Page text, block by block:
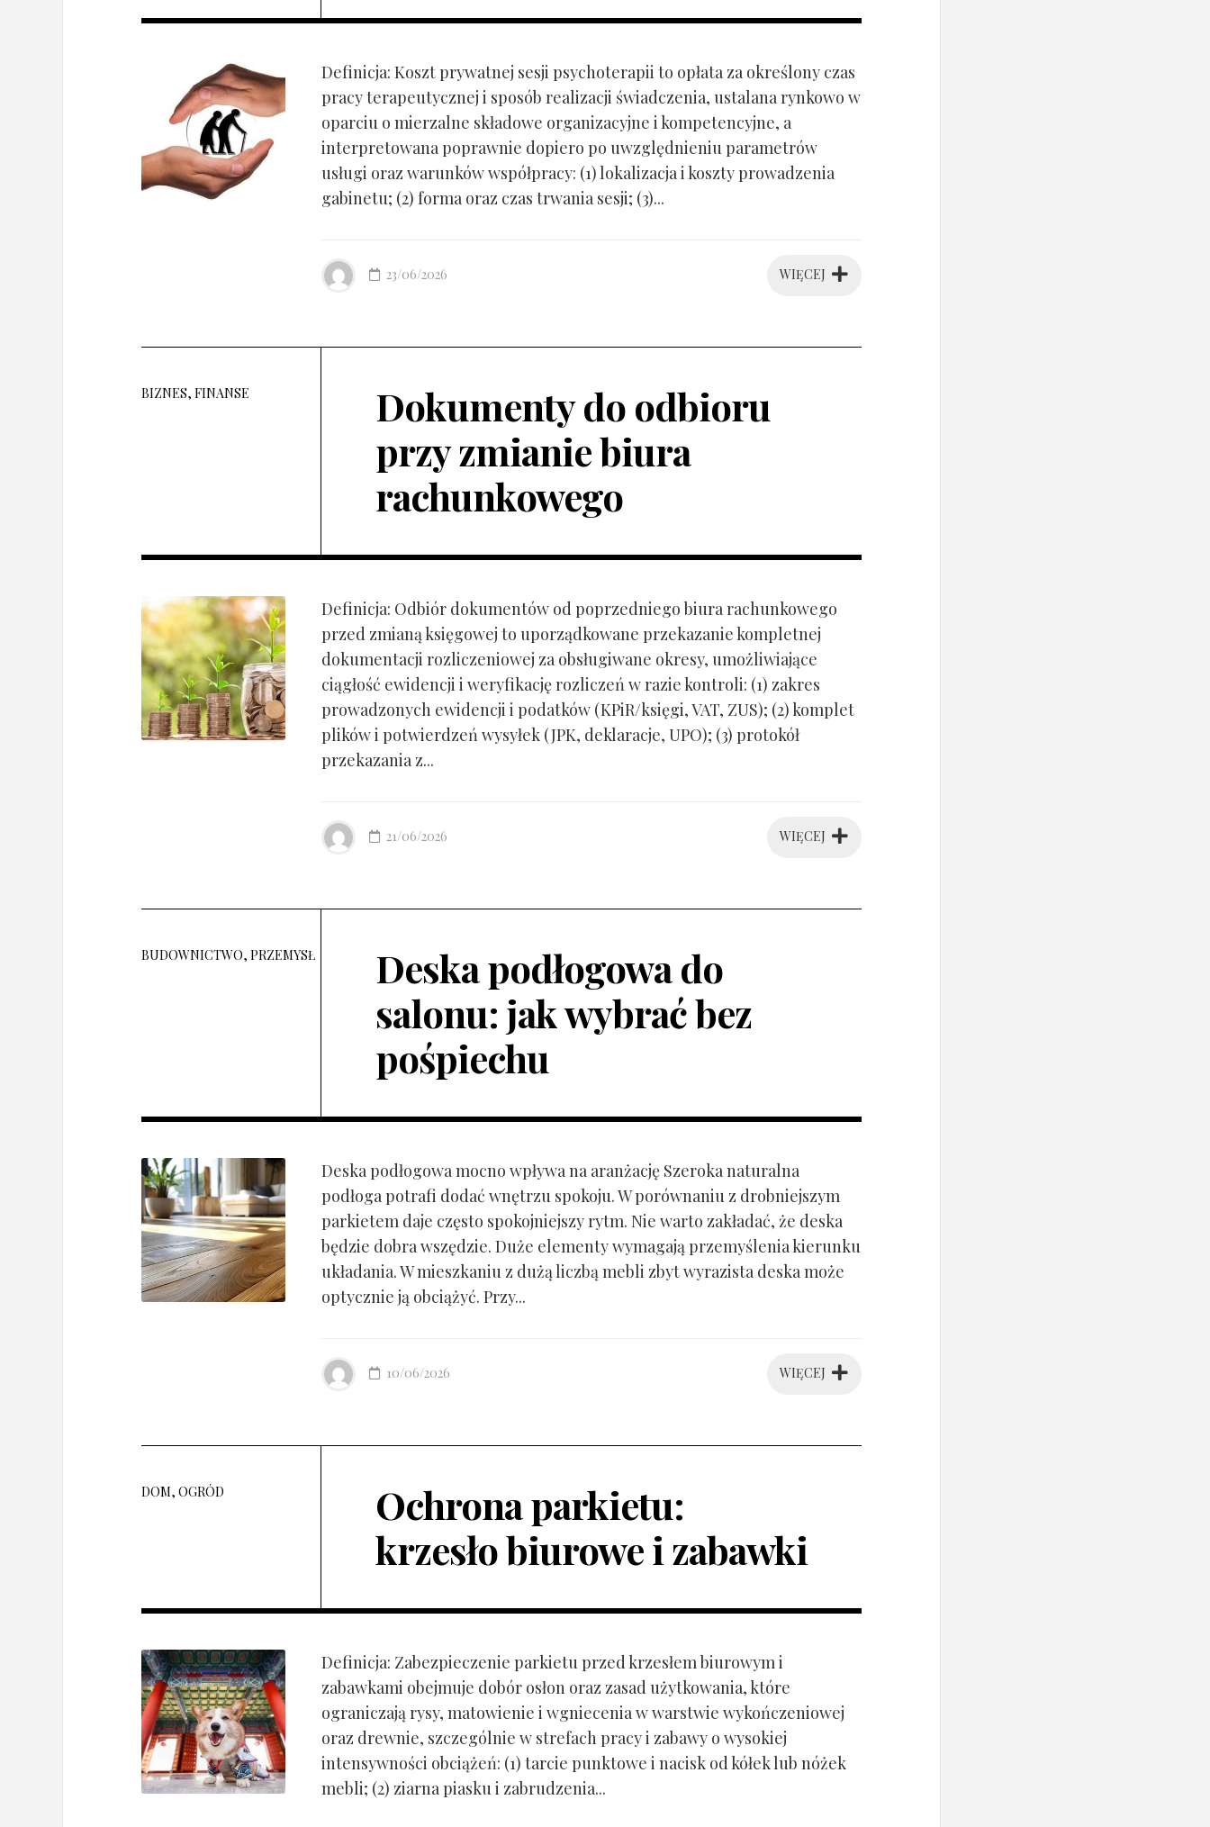
Definicja: Koszt prywatnej sesji psychoterapii to opłata za określony czas
pracy terapeutycznej i sposób realizacji świadczenia, ustalana rynkowo w
oparciu o mierzalne składowe organizacyjne i kompetencyjne, a
interpretowana poprawnie dopiero po uwzględnieniu parametrów
usługi oraz warunków współpracy: (1) lokalizacja i koszty prowadzenia
gabinetu; (2) forma oraz czas trwania sesji; (3)...
WIĘCEJ
23/06/2026
BIZNES, FINANSE
Dokumenty do odbioru
przy zmianie biura
rachunkowego
Definicja: Odbiór dokumentów od poprzedniego biura rachunkowego
przed zmianą księgowej to uporządkowane przekazanie kompletnej
dokumentacji rozliczeniowej za obsługiwane okresy, umożliwiające
ciągłość ewidencji i weryfikację rozliczeń w razie kontroli: (1) zakres
prowadzonych ewidencji i podatków (KPiR/księgi, VAT, ZUS); (2) komplet
plików i potwierdzeń wysyłek (JPK, deklaracje, UPO); (3) protokół
przekazania z...
WIĘCEJ
21/06/2026
BUDOWNICTWO, PRZEMYSŁ
Deska podłogowa do
salonu: jak wybrać bez
pośpiechu
Deska podłogowa mocno wpływa na aranżację Szeroka naturalna
podłoga potrafi dodać wnętrzu spokoju. W porównaniu z drobniejszym
parkietem daje często spokojniejszy rytm. Nie warto zakładać, że deska
będzie dobra wszędzie. Duże elementy wymagają przemyślenia kierunku
układania. W mieszkaniu z dużą liczbą mebli zbyt wyrazista deska może
optycznie ją obciążyć. Przy...
WIĘCEJ
10/06/2026
DOM, OGRÓD
Ochrona parkietu:
krzesło biurowe i zabawki
Definicja: Zabezpieczenie parkietu przed krzesłem biurowym i
zabawkami obejmuje dobór osłon oraz zasad użytkowania, które
ograniczają rysy, matowienie i wgniecenia w warstwie wykończeniowej
oraz drewnie, szczególnie w strefach pracy i zabawy o wysokiej
intensywności obciążeń: (1) tarcie punktowe i nacisk od kółek lub nóżek
mebli; (2) ziarna piasku i zabrudzenia...